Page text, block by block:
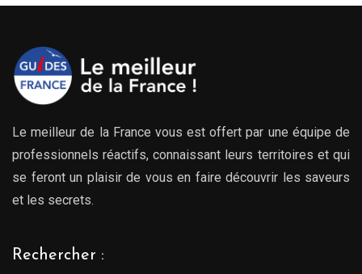
Le meilleur de la France vous est offert par une équipe de
professionnels réactifs, connaissant leurs territoires et qui
se feront un plaisir de vous en faire découvrir les saveurs
et les secrets.
Rechercher :